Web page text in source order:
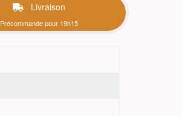
Livraison
Précommande pour 19h15